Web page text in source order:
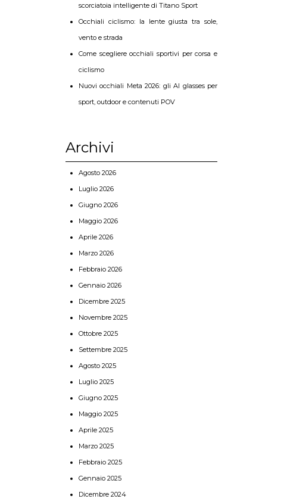
scorciatoia intelligente di Titano Sport
Occhiali ciclismo: la lente giusta tra sole,
vento e strada
Come scegliere occhiali sportivi per corsa e
ciclismo
Nuovi occhiali Meta 2026: gli AI glasses per
sport, outdoor e contenuti POV
Archivi
Agosto 2026
Luglio 2026
Giugno 2026
Maggio 2026
Aprile 2026
Marzo 2026
Febbraio 2026
Gennaio 2026
Dicembre 2025
Novembre 2025
Ottobre 2025
Settembre 2025
Agosto 2025
Luglio 2025
Giugno 2025
Maggio 2025
Aprile 2025
Marzo 2025
Febbraio 2025
Gennaio 2025
Dicembre 2024